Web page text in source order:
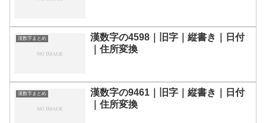
漢数字まとめ
漢数字の4598｜旧字｜縦書き｜日付
｜住所変換
漢数字まとめ
漢数字の9461｜旧字｜縦書き｜日付
｜住所変換